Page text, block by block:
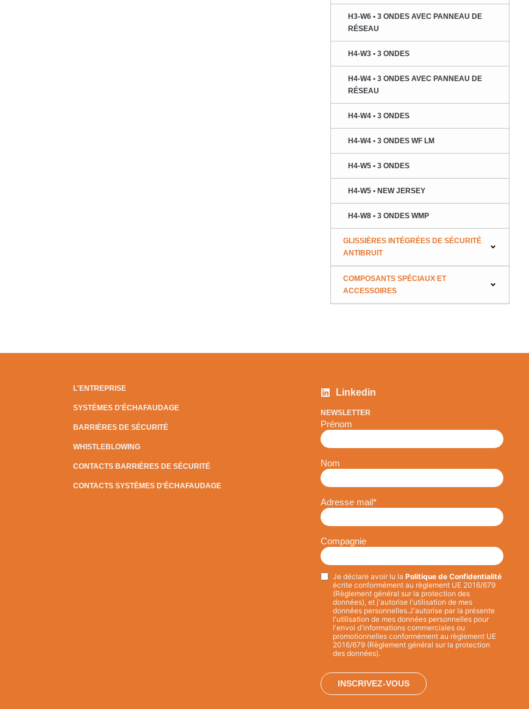
H3-W6 • 3 ONDES AVEC PANNEAU DE
RÉSEAU
H4-W3 • 3 ONDES
H4-W4 • 3 ONDES AVEC PANNEAU DE
RÉSEAU
H4-W4 • 3 ONDES
H4-W4 • 3 ONDES WF LM
H4-W5 • 3 ONDES
H4-W5 • NEW JERSEY
H4-W8 • 3 ONDES WMP
GLISSIÈRES INTÉGRÉES DE SÉCURITÉ
ANTIBRUIT
COMPOSANTS SPÉCIAUX ET
ACCESSOIRES
L'ENTREPRISE
SYSTÈMES D'ÉCHAFAUDAGE
BARRIÈRES DE SÉCURITÉ
WHISTLEBLOWING
CONTACTS BARRIÈRES DE SÉCURITÉ
CONTACTS SYSTÈMES D'ÉCHAFAUDAGE
Linkedin
NEWSLETTER
Prénom
Nom
Adresse mail*
Compagnie
Privacy*
Je déclare avoir lu la Politique de Confidentialité
écrite conformément au règlement UE 2016/679
(Règlement général sur la protection des
données), et j'autorise l'utilisation de mes
données personnelles.J'autorise par la présente
l'utilisation de mes données personnelles pour
l'envoi d'informations commerciales ou
promotionnelles conformément au règlement UE
2016/679 (Règlement général sur la protection
des données).